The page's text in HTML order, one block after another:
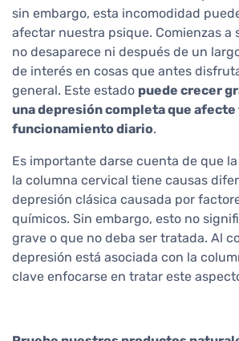
sin embargo, esta incomodidad
afectar nuestra psique. Comienzas a
no desaparece ni después de un
de interés en cosas que antes
general. Este estado puede crecer
una depresión completa que afecte
funcionamiento diario.
Es importante darse cuenta de que
la columna cervical tiene causas
depresión clásica causada por
químicos. Sin embargo, esto no
grave o que no deba ser tratada. Al
depresión está asociada con la
clave enfocarse en tratar este